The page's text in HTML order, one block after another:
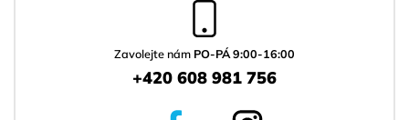
Zavolejte nám PO-PÁ 9:00-16:00
+420 608 981 756